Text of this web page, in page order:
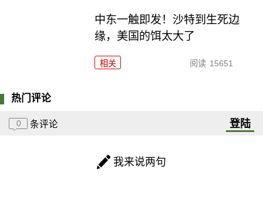
中东一触即发！沙特到生死边
缘，美国的饵太大了
相关 阅读 15651
热门评论
0 条评论 登陆
我来说两句